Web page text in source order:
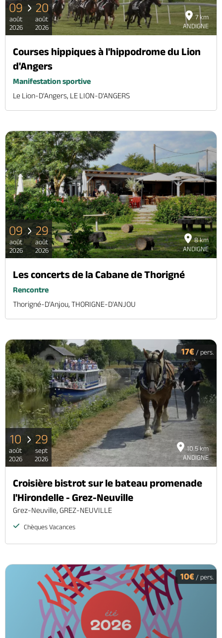
7 km
ANDIGNE
09
août
2026
20
août
2026
Courses hippiques à l'hippodrome du Lion
d'Angers
Manifestation sportive
Le Lion-D'Angers, LE LION-D'ANGERS
8 km
ANDIGNE
09
août
2026
29
août
2026
Les concerts de la Cabane de Thorigné
Rencontre
Thorigné-D'Anjou, THORIGNE-D'ANJOU
10.5 km
ANDIGNE
17€ / pers.
10
août
2026
29
sept
2026
Croisière bistrot sur le bateau promenade
l'Hirondelle - Grez-Neuville
Grez-Neuville, GREZ-NEUVILLE
Chèques Vacances
10€ / pers.